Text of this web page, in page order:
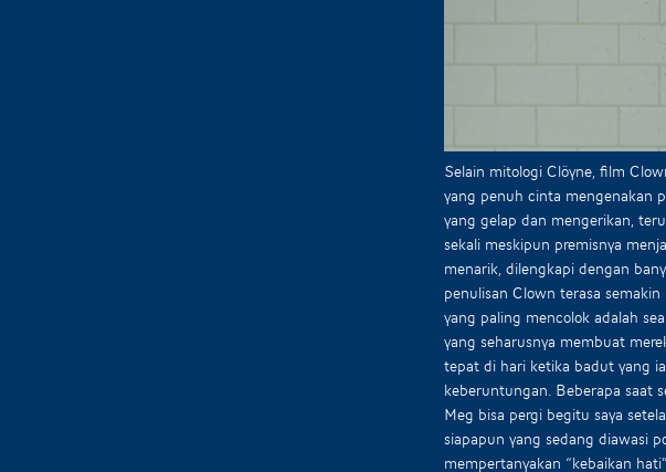
Selain mitologi Clöyne, film
yang penuh cinta mengenakan
yang gelap dan mengerikan,
sekali meskipun premisnya
menarik, dilengkapi dengan
penulisan Clown terasa
yang paling mencolok adalah
yang seharusnya membuat
tepat di hari ketika badut yang
keberuntungan. Beberapa saat
Meg bisa pergi begitu saya
siapapun yang sedang diawasi
mempertanyakan “kebaikan